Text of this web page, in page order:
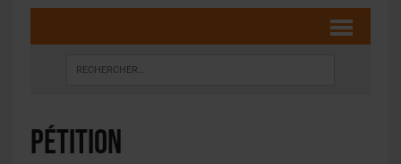
pétition